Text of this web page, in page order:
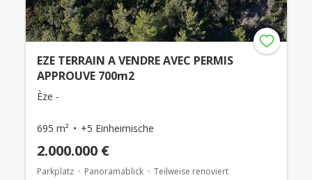
EZE TERRAIN A VENDRE AVEC PERMIS
APPROUVE 700m2
Èze -
695 m² +5 Einheimische
2.000.000 €
Parkplatz Panoramablick Teilweise renoviert